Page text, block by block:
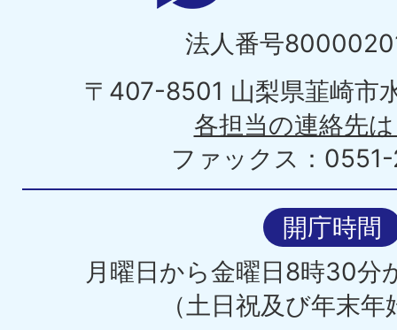
法人番号
〒407-8501 山梨県韮崎市
各担当の連絡先
ファックス：
開庁時間
月曜日から金曜日8時30分
（土日祝及び年末